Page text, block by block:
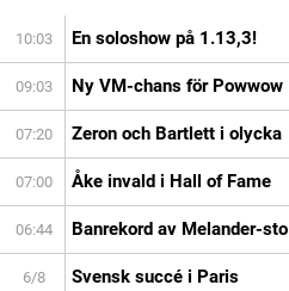
10:03 En soloshow på 1.13,3!
09:03 Ny VM-chans för Powwow
07:20 Zeron och Bartlett i olycka
07:00 Åke invald i Hall of Fame
06:44 Banrekord av Melander-sto
6/8 Svensk succé i Paris